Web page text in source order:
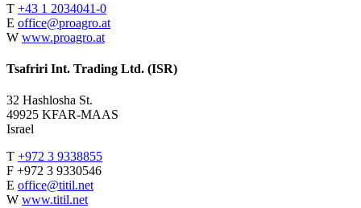
T +43 1 2034041-0
E office@proagro.at
W www.proagro.at
Tsafriri Int. Trading Ltd. (ISR)
32 Hashlosha St.
49925 KFAR-MAAS
Israel
T +972 3 9338855
F +972 3 9330546
E office@titil.net
W www.titil.net